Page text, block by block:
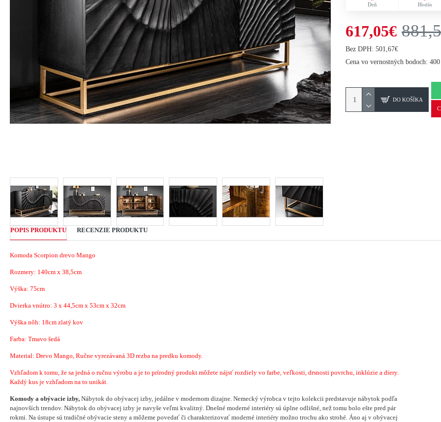
Deň Hodín
617,05€
Bez DPH: 501,67€
Cena vo vernostných bodoch: 400
DO KOŠÍKA
POPIS PRODUKTU RECENZIE PRODUKTU
Komoda Scorpion drevo Mango
Rozmery: 140cm x 38,5cm
Výška: 75cm
Dvierka vnútro: 3 x 44,5cm x 53cm x 32cm
Výška nôh: 18cm zlatý kov
Farba: Tmavo šedá
Material: Drevo Mango, Ručne vyrezávaná 3D rezba na predku komody.
Vzhľadom k tomu, že sa jedná o ručnu výrobu a je to prírodný produkt môžete nájsť rozdiely vo farbe, veľkosti, drsnosti povrchu, inklúzie a diery.
Každý kus je vzhľadom na to unikát.
Komody a obývacie izby, Nábytok do obývacej izby, jedálne v modernom dizajne. Nemecký výrobca v tejto kolekcii predstavuje nábytok podľa
najnovších trendov. Nábytok do obývacej izby je navyše veľmi kvalitný. Dnešné moderné interiéry sú úplne odlišné, než tomu bolo ešte pred pár
rokmi. Na ústupe sú tradičné obývacie steny a môžeme povedať či charakterizovať moderné interiéry možno trochu ako strohé. Áno aj v obývacej